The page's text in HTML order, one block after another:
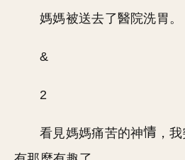
媽媽被送去了醫院洗胃。
&
2
看見媽媽痛苦的神
，